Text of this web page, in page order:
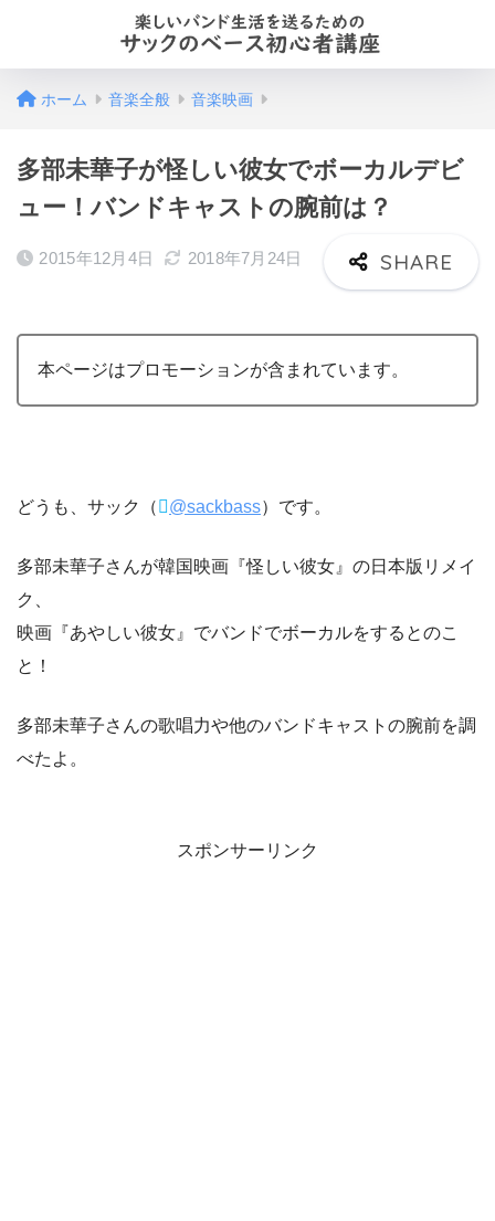
ホーム 音楽全般 音楽映画
多部未華子が怪しい彼女でボーカルデビ
ュー！バンドキャストの腕前は？
2015年12月4日 2018年7月24日
本ページはプロモーションが含まれています。
どうも、サック（ @sackbass）です。
多部未華子さんが韓国映画『怪しい彼女』の日本版リメイ
ク、
映画『あやしい彼女』でバンドでボーカルをするとのこ
と！
多部未華子さんの歌唱力や他のバンドキャストの腕前を調
べたよ。
スポンサーリンク